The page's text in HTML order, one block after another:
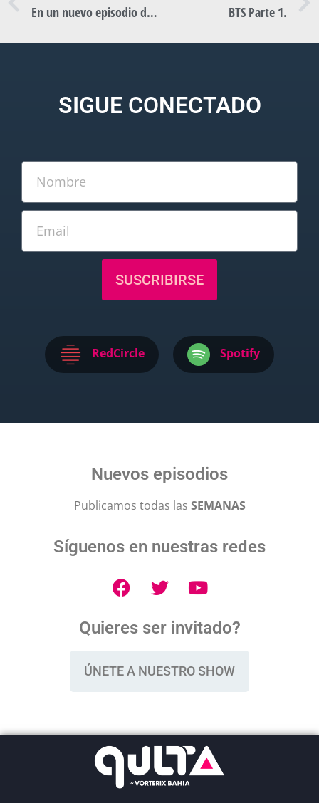
En un nuevo episodio de Kyomu Podcast, hablamos sobre que es ser Fandom.
BTS Parte 1.
SIGUE CONECTADO
SUSCRIBIRSE
RedCircle Spotify
Nuevos episodios
Publicamos todas las SEMANAS
Síguenos en nuestras redes
Quieres ser invitado?
ÚNETE A NUESTRO SHOW